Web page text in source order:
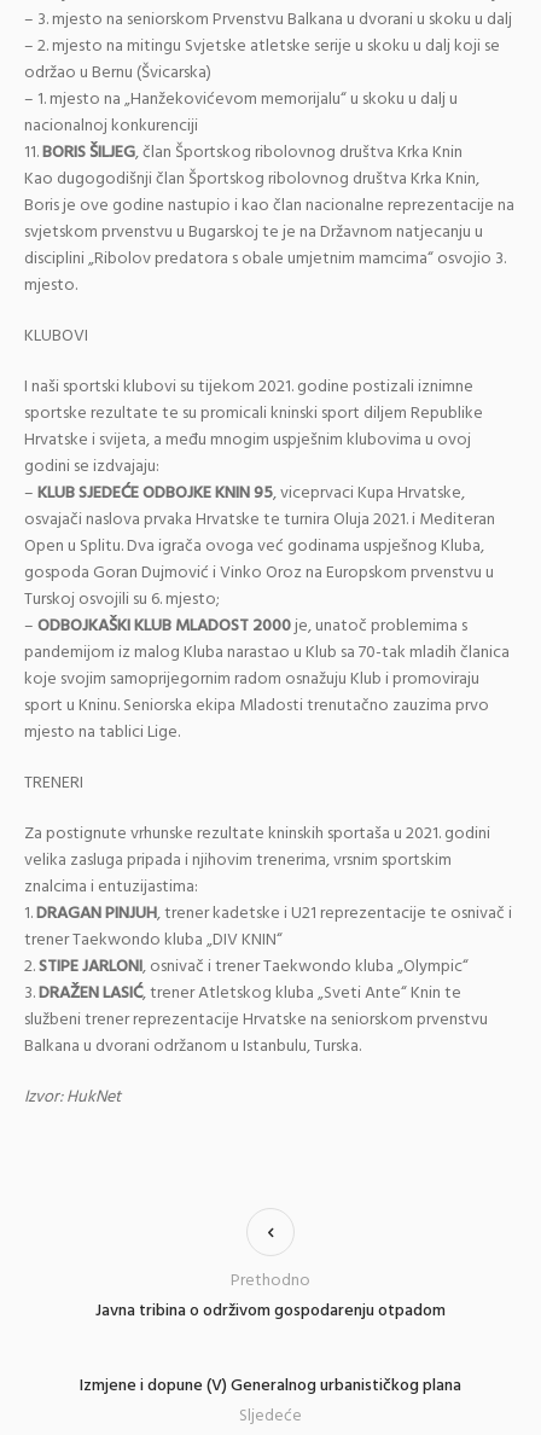
– 3. mjesto na seniorskom Prvenstvu Balkana u dvorani u skoku u dalj
– 2. mjesto na mitingu Svjetske atletske serije u skoku u dalj koji se
održao u Bernu (Švicarska)
– 1. mjesto na „Hanžekovićevom memorijalu“ u skoku u dalj u
nacionalnoj konkurenciji
11.BORIS ŠILJEG, član Športskog ribolovnog društva Krka Knin
Kao dugogodišnji član Športskog ribolovnog društva Krka Knin,
Boris je ove godine nastupio i kao član nacionalne reprezentacije na
svjetskom prvenstvu u Bugarskoj te je na Državnom natjecanju u
disciplini „Ribolov predatora s obale umjetnim mamcima“ osvojio 3.
mjesto.
KLUBOVI
I naši sportski klubovi su tijekom 2021. godine postizali iznimne
sportske rezultate te su promicali kninski sport diljem Republike
Hrvatske i svijeta, a među mnogim uspješnim klubovima u ovoj
godini se izdvajaju:
–KLUB SJEDEĆE ODBOJKE KNIN 95, viceprvaci Kupa Hrvatske,
osvajači naslova prvaka Hrvatske te turnira Oluja 2021. i Mediteran
Open u Splitu. Dva igrača ovoga već godinama uspješnog Kluba,
gospoda Goran Dujmović i Vinko Oroz na Europskom prvenstvu u
Turskoj osvojili su 6. mjesto;
–ODBOJKAŠKI KLUB MLADOST 2000je, unatoč problemima s
pandemijom iz malog Kluba narastao u Klub sa 70-tak mladih članica
koje svojim samoprijegornim radom osnažuju Klub i promoviraju
sport u Kninu. Seniorska ekipa Mladosti trenutačno zauzima prvo
mjesto na tablici Lige.
TRENERI
Za postignute vrhunske rezultate kninskih sportaša u 2021. godini
velika zasluga pripada i njihovim trenerima, vrsnim sportskim
znalcima i entuzijastima:
1.DRAGAN PINJUH, trener kadetske i U21 reprezentacije te osnivač i
trener Taekwondo kluba „DIV KNIN“
2.STIPE JARLONI, osnivač i trener Taekwondo kluba „Olympic“
3.DRAŽEN LASIĆ, trener Atletskog kluba „Sveti Ante“ Knin te
službeni trener reprezentacije Hrvatske na seniorskom prvenstvu
Balkana u dvorani održanom u Istanbulu, Turska.
Izvor: HukNet
Javna tribina o održivom gospodarenju otpadom
Prethodno
Izmjene i dopune (V) Generalnog urbanističkog plana
Sljedeće